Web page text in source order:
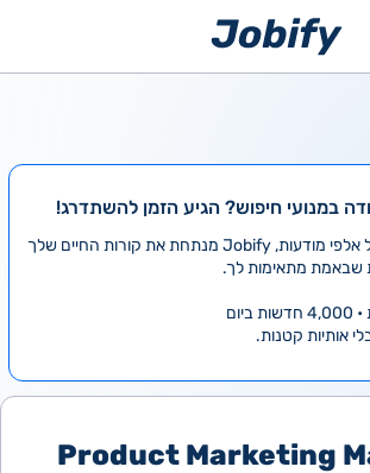
במנועי חיפוש? הגיע הזמן להשתדרג!
במקום לעבור לבד על אלפי מודעות, Jobify מנתחת את קורות החיים שלך
שבאמת מתאימות לך.
אותיות קטנות.
Product Marketing